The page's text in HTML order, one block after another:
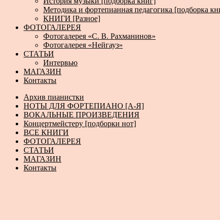
Методика и фортепианная педагогика [подборка
КНИГИ [Разное]
ФОТОГАЛЕРЕЯ
Фотогалерея «С. В. Рахманинов»
Фотогалерея «Нейгауз»
СТАТЬИ
Интервью
МАГАЗИН
Контакты
Архив пианистки
НОТЫ ДЛЯ ФОРТЕПИАНО [А-Я]
ВОКАЛЬНЫЕ ПРОИЗВЕДЕНИЯ
Концертмейстеру [подборки нот]
ВСЕ КНИГИ
ФОТОГАЛЕРЕЯ
СТАТЬИ
МАГАЗИН
Контакты